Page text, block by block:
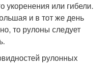
укоренения или гибели.
и в тот же день
то рулоны следует
рулонных